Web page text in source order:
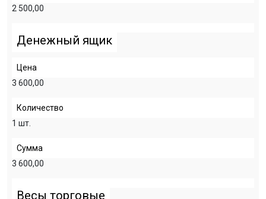
2 500,00
Денежный ящик
Цена
3 600,00
Количество
1 шт.
Сумма
3 600,00
Весы торговые